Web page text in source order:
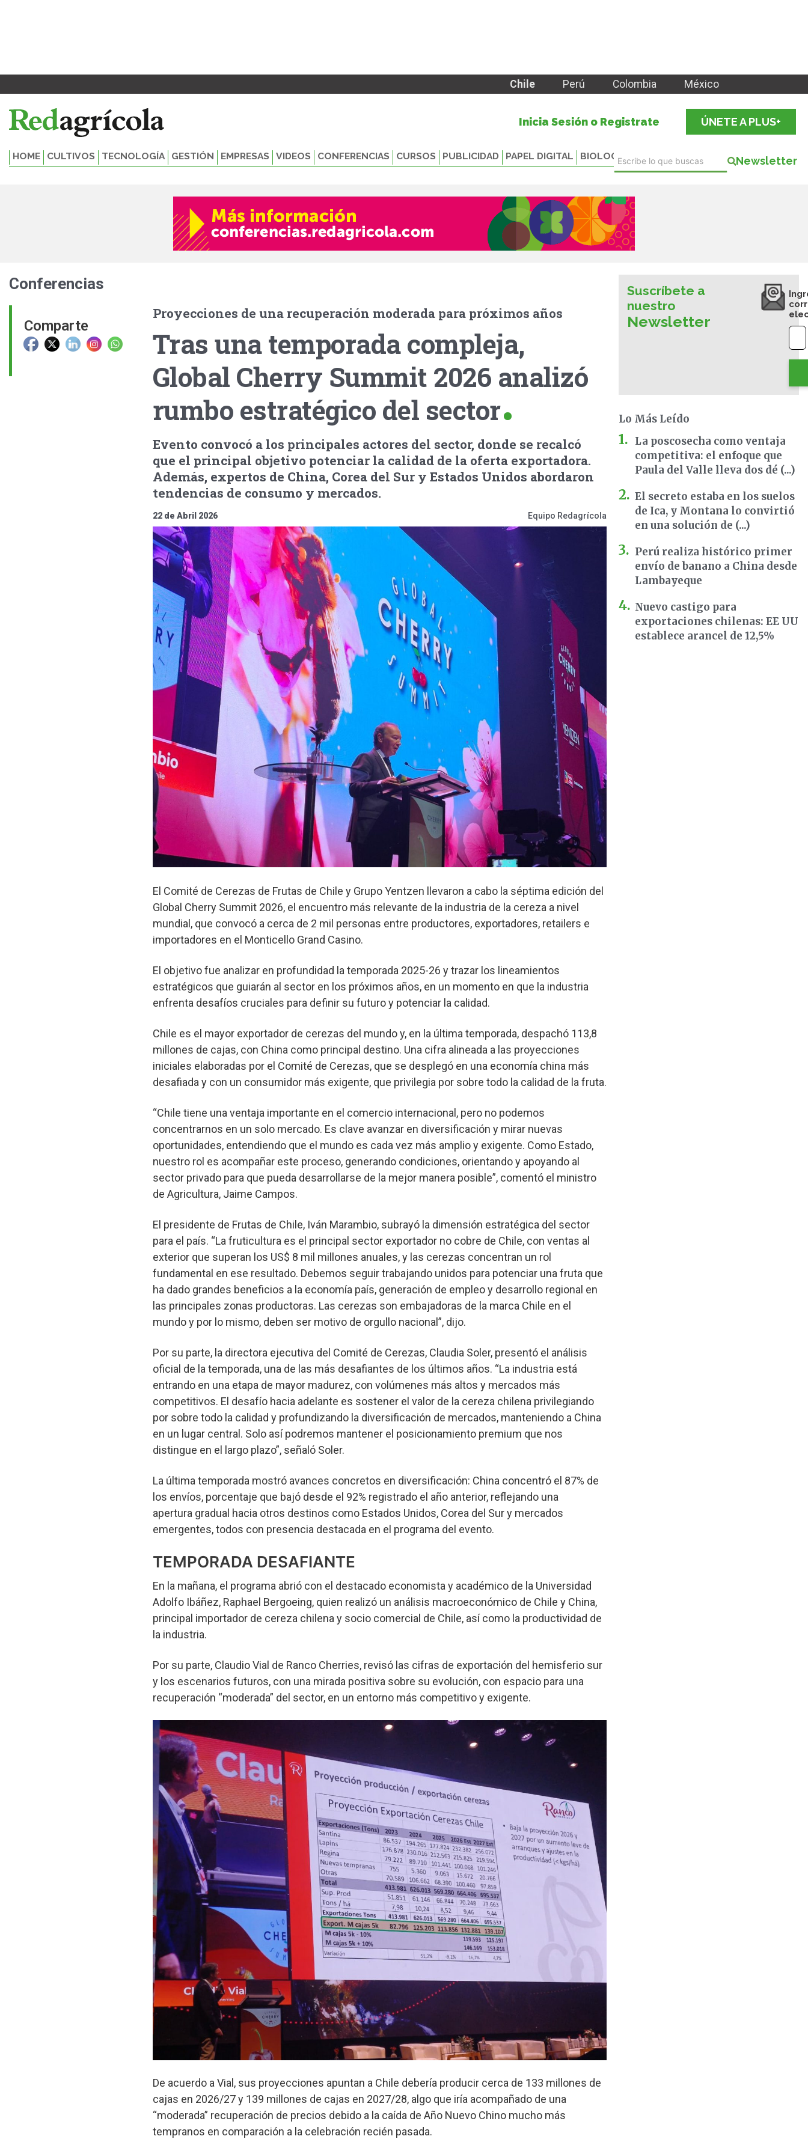
Chile Perú Colombia México
Inicia Sesión o Registrate ÚNETE A PLUS+
HOME CULTIVOS TECNOLOGÍA GESTIÓN EMPRESAS VIDEOS CONFERENCIAS CURSOS PUBLICIDAD PAPEL DIGITAL BIOLOGICALS Newsletter
Conferencias
Comparte
Proyecciones de una recuperación moderada para próximos años
Tras una temporada compleja,
Global Cherry Summit 2026 analizó
rumbo estratégico del sector
Evento convocó a los principales actores del sector, donde se recalcó
que el principal objetivo potenciar la calidad de la oferta exportadora.
Además, expertos de China, Corea del Sur y Estados Unidos abordaron
tendencias de consumo y mercados.
22 de Abril 2026 Equipo Redagrícola
El Comité de Cerezas de Frutas de Chile y Grupo Yentzen llevaron a cabo la séptima edición del
Global Cherry Summit 2026, el encuentro más relevante de la industria de la cereza a nivel
mundial, que convocó a cerca de 2 mil personas entre productores, exportadores, retailers e
importadores en el Monticello Grand Casino.
El objetivo fue analizar en profundidad la temporada 2025-26 y trazar los lineamientos
estratégicos que guiarán al sector en los próximos años, en un momento en que la industria
enfrenta desafíos cruciales para definir su futuro y potenciar la calidad.
Chile es el mayor exportador de cerezas del mundo y, en la última temporada, despachó 113,8
millones de cajas, con China como principal destino. Una cifra alineada a las proyecciones
iniciales elaboradas por el Comité de Cerezas, que se desplegó en una economía china más
desafiada y con un consumidor más exigente, que privilegia por sobre todo la calidad de la fruta.
“Chile tiene una ventaja importante en el comercio internacional, pero no podemos
concentrarnos en un solo mercado. Es clave avanzar en diversificación y mirar nuevas
oportunidades, entendiendo que el mundo es cada vez más amplio y exigente. Como Estado,
nuestro rol es acompañar este proceso, generando condiciones, orientando y apoyando al
sector privado para que pueda desarrollarse de la mejor manera posible”, comentó el ministro
de Agricultura, Jaime Campos.
El presidente de Frutas de Chile, Iván Marambio, subrayó la dimensión estratégica del sector
para el país. “La fruticultura es el principal sector exportador no cobre de Chile, con ventas al
exterior que superan los US$ 8 mil millones anuales, y las cerezas concentran un rol
fundamental en ese resultado. Debemos seguir trabajando unidos para potenciar una fruta que
ha dado grandes beneficios a la economía país, generación de empleo y desarrollo regional en
las principales zonas productoras. Las cerezas son embajadoras de la marca Chile en el
mundo y por lo mismo, deben ser motivo de orgullo nacional”, dijo.
Por su parte, la directora ejecutiva del Comité de Cerezas, Claudia Soler, presentó el análisis
oficial de la temporada, una de las más desafiantes de los últimos años. “La industria está
entrando en una etapa de mayor madurez, con volúmenes más altos y mercados más
competitivos. El desafío hacia adelante es sostener el valor de la cereza chilena privilegiando
por sobre todo la calidad y profundizando la diversificación de mercados, manteniendo a China
en un lugar central. Solo así podremos mantener el posicionamiento premium que nos
distingue en el largo plazo”, señaló Soler.
La última temporada mostró avances concretos en diversificación: China concentró el 87% de
los envíos, porcentaje que bajó desde el 92% registrado el año anterior, reflejando una
apertura gradual hacia otros destinos como Estados Unidos, Corea del Sur y mercados
emergentes, todos con presencia destacada en el programa del evento.
TEMPORADA DESAFIANTE
En la mañana, el programa abrió con el destacado economista y académico de la Universidad
Adolfo Ibáñez, Raphael Bergoeing, quien realizó un análisis macroeconómico de Chile y China,
principal importador de cereza chilena y socio comercial de Chile, así como la productividad de
la industria.
Por su parte, Claudio Vial de Ranco Cherries, revisó las cifras de exportación del hemisferio sur
y los escenarios futuros, con una mirada positiva sobre su evolución, con espacio para una
recuperación “moderada” del sector, en un entorno más competitivo y exigente.
De acuerdo a Vial, sus proyecciones apuntan a Chile debería producir cerca de 133 millones de
cajas en 2026/27 y 139 millones de cajas en 2027/28, algo que iría acompañado de una
“moderada” recuperación de precios debido a la caída de Año Nuevo Chino mucho más
tempranos en comparación a la celebración recién pasada.
Suscríbete a
nuestro
Newsletter
Lo Más Leído
La poscosecha como ventaja
competitiva: el enfoque que
Paula del Valle lleva dos dé (...)
El secreto estaba en los suelos
de Ica, y Montana lo convirtió
en una solución de (...)
Perú realiza histórico primer
envío de banano a China desde
Lambayeque
Nuevo castigo para
exportaciones chilenas: EE UU
establece arancel de 12,5%